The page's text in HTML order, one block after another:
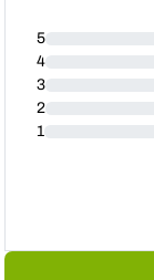
5
4
3
2
1